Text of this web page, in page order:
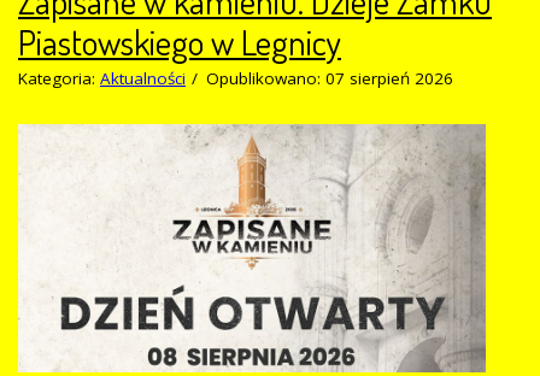
Piastowskiego w Legnicy
Kategoria: Aktualności Opublikowano: 07 sierpień 2026